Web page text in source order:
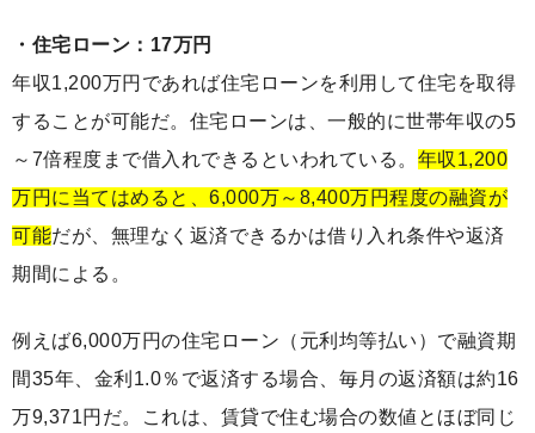
・住宅ローン：17万円
年収1,200万円であれば住宅ローンを利用して住宅を取得
することが可能だ。住宅ローンは、一般的に世帯年収の5
～7倍程度まで借入れできるといわれている。 年収1,200
万円に当てはめると、6,000万～8,400万円程度の融資が
可能だが、無理なく返済できるかは借り入れ条件や返済
期間による。
例えば6,000万円の住宅ローン（元利均等払い）で融資期
間35年、金利1.0％で返済する場合、毎月の返済額は約16
万9,371円だ。これは、賃貸で住む場合の数値とほぼ同じ